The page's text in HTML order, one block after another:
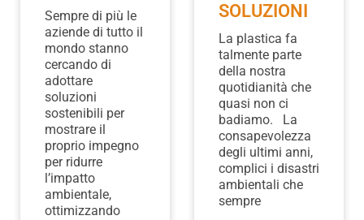
Sempre di più le
aziende di tutto il
mondo stanno
cercando di
adottare
soluzioni
sostenibili per
mostrare il
proprio impegno
per ridurre
l’impatto
ambientale,
ottimizzando
SOLUZIONI
La plastica fa
talmente parte
della nostra
quotidianità che
quasi non ci
badiamo. La
consapevolezza
degli ultimi anni,
complici i disastri
ambientali che
sempre